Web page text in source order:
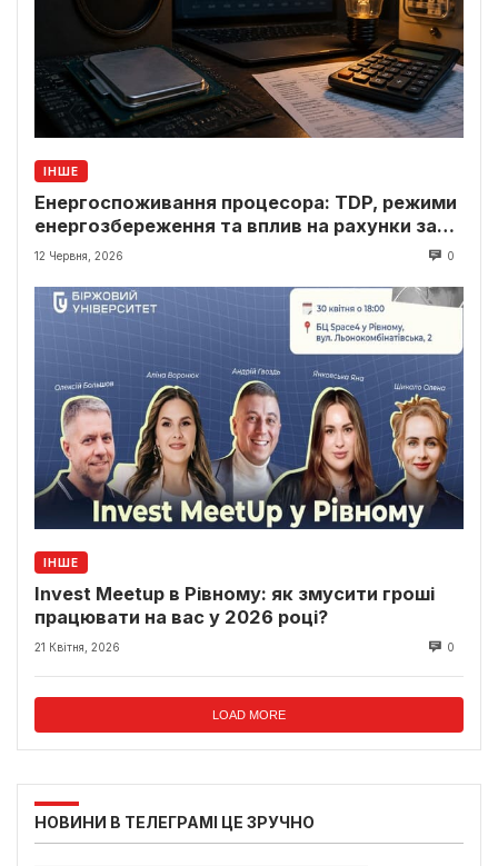
ІНШЕ
Енергоспоживання процесора: TDP, режими
енергозбереження та вплив на рахунки за
світло
12 Червня, 2026 0
ІНШЕ
Invest Meetup в Рівному: як змусити гроші
працювати на вас у 2026 році?
21 Квітня, 2026 0
LOAD MORE
НОВИНИ В ТЕЛЕГРАМІ ЦЕ ЗРУЧНО